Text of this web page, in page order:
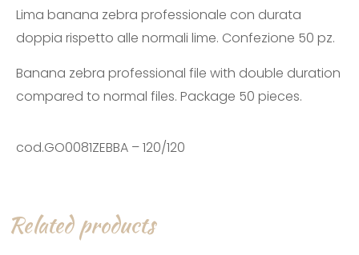
Lima banana zebra professionale con durata
doppia rispetto alle normali lime. Confezione 50 pz.
Banana zebra professional file with double duration
compared to normal files. Package 50 pieces.
cod.GO0081ZEBBA – 120/120
Related products